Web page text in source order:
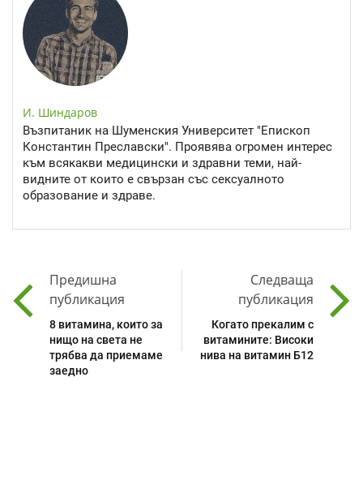
И. Шиндаров
Възпитаник на Шуменския Университет "Епископ
Константин Преславски". Проявява огромен интерес
към всякакви медицински и здравни теми, най-
видните от които е свързан със сексуалното
образование и здраве.
Предишна
публикация
8 витамина, които за
нищо на света не
трябва да приемаме
заедно
Следваща
публикация
Когато прекалим с
витамините: Високи
нива на витамин Б12